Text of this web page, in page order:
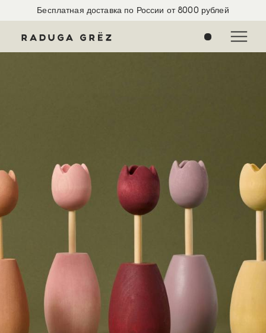
Бесплатная доставка по России от 8000 рублей
0